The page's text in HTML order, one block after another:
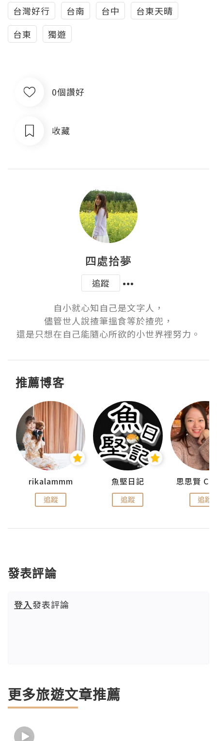
台灣好行 台南 台中
台東天晴
台東
獨遊
0個讚好
收藏
四處拾夢
追蹤
自小就心知自己是文字人，
儘管世人說揸筆搵食等於揸兜，
還是只想在自己能隨心所欲的小世界裡努力。
推薦博客
rikalammm
追蹤
魚堅日記
追蹤 追蹤
發表評論
登入發表評論
更多旅遊文章推薦